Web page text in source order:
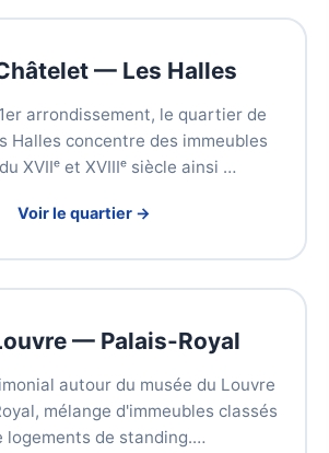
— Les Halles
arrondissement, le quartier de
Halles concentre des immeubles
XVIIᵉ et XVIIIᵉ siècle ainsi …
Voir le quartier →
— Palais-Royal
autour du musée du Louvre
mélange d'immeubles classés
logements de standing.…